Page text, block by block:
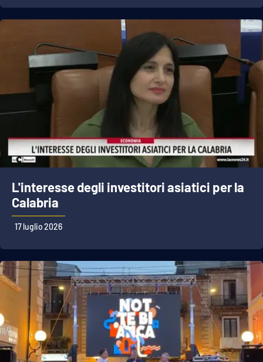
L'interesse degli investitori asiatici per la
Calabria
17 luglio 2026